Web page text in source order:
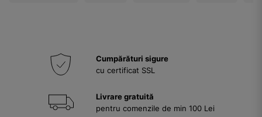
Cumpărături sigure
cu certificat SSL
Livrare gratuită
pentru comenzile de min 100 Lei